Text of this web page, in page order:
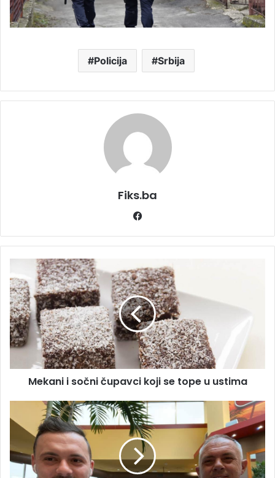
Policija Srbija
Fiks.ba
i
sočni
čupavci
koji
se
tope
ustima
Mekani i sočni čupavci koji se tope u ustima
OSTVARIO
SVOJ
SAN
Kajdić